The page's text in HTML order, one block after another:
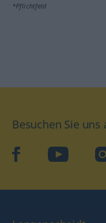
*Pflichtfeld
Besuchen Sie uns
facebook YouTube